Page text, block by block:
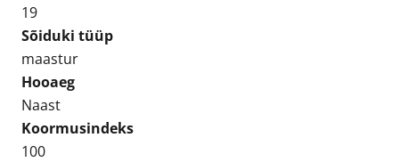
19
Sõiduki tüüp
maastur
Hooaeg
Naast
Koormusindeks
100